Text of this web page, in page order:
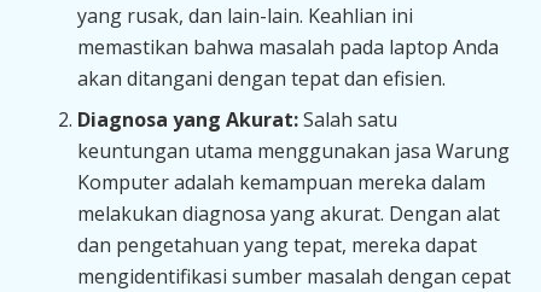
yang rusak, dan lain-lain. Keahlian ini
memastikan bahwa masalah pada laptop Anda
akan ditangani dengan tepat dan efisien.
Diagnosa yang Akurat:Salah satu
keuntungan utama menggunakan jasa Warung
Komputer adalah kemampuan mereka dalam
melakukan diagnosa yang akurat. Dengan alat
dan pengetahuan yang tepat, mereka dapat
mengidentifikasi sumber masalah dengan cepat